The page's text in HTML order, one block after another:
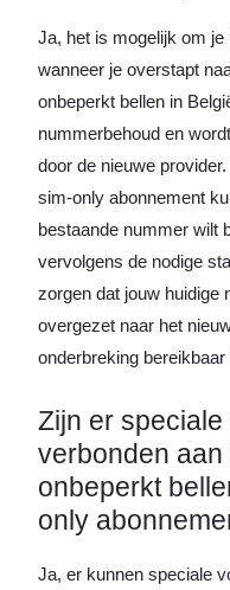
Ja, het is mogelijk om
wanneer je overstapt
onbeperkt bellen in
nummerbehoud en
door de nieuwe
sim-only abonnement
bestaande nummer wilt
vervolgens de nodige
zorgen dat jouw huidige
overgezet naar het
onderbreking
Zijn er
verbonden
onbeperkt
only
Ja, er kunnen speciale